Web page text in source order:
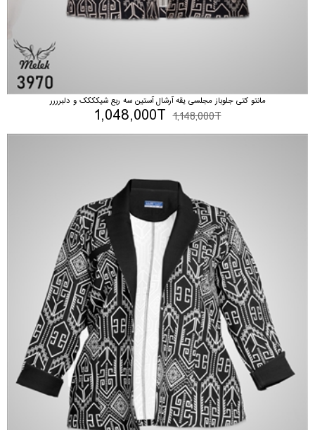
مانتو کتی جلوباز مجلسی یقه آرشال آستین سه ربع شیکککک و دلبرررر
1,148,000T
1,048,000T